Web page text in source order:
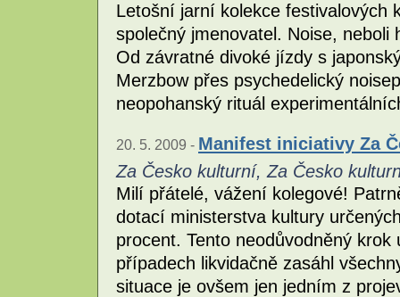
Letošní jarní kolekce festivalových
společný jmenovatel. Noise,
Od závratné divoké jízdy s
Merzbow přes psychedelický
neopohanský rituál
20. 5. 2009 - Manifest iniciativy Za
Za Česko kulturní, Za Česko
Milí přátelé, vážení kolegové!
dotací ministerstva kultury
procent. Tento neodůvodněný
případech likvidačně zasáhl
situace je ovšem jen jedním z